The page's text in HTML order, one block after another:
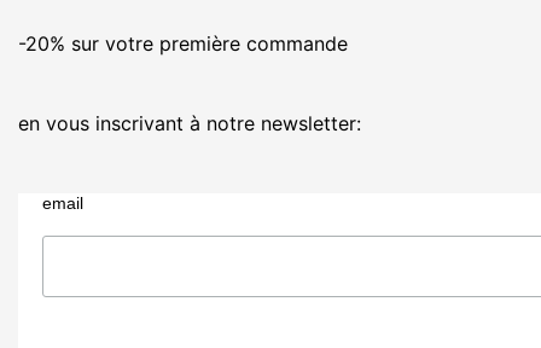
-20% sur votre première commande
en vous inscrivant à notre newsletter:
email